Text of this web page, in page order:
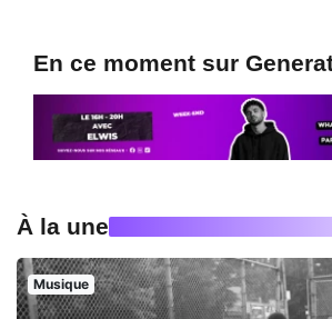
En ce moment sur
À la une
Musique